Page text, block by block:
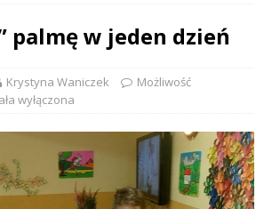
palmę w jeden dzień
Krystyna Waniczek
Możliwość
wyłączona